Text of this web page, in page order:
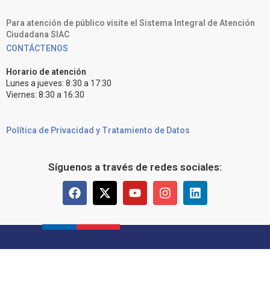
Para atención de público visite el Sistema Integral de Atención
Ciudadana SIAC
CONTÁCTENOS
Horario de atención
Lunes a jueves: 8:30 a 17:30
Viernes: 8:30 a 16:30
Política de Privacidad y Tratamiento de Datos
Síguenos a través de redes sociales: